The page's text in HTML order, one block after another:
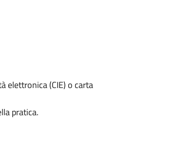
elettronica (CIE) o carta
pratica.